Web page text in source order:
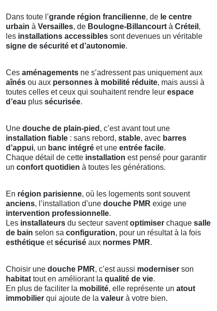
Dans toute l’grande région francilienne, de le centre
urbain à Versailles, de Boulogne-Billancourt à Créteil ,
les installations accessibles sont devenues un véritable
signe de sécurité et d’autonomie.
Ces aménagements ne s’adressent pas uniquement aux
aînés ou aux personnes à mobilité réduite, mais aussi à
toutes celles et ceux qui souhaitent rendre leur espace
d’eau plus sécurisée.
Une douche de plain-pied , c’est avant tout une
installation fiable : sans rebord, stable, avec barres
d’appui, un banc intégré et une entrée facile.
Chaque détail de cette installation est pensé pour garantir
un confort quotidien à toutes les générations.
En région parisienne, où les logements sont souvent
anciens, l’installation d’une douche PMR exige une
intervention professionnelle.
Les installateurs du secteur saventoptimiser chaque salle
de bain selon sa configuration, pour un résultat à la fois
esthétique etsécurisé aux normes PMR.
Choisir une douche PMR, c’est aussi moderniser son
habitat tout en améliorant la qualité de vie.
En plus de faciliter la mobilité, elle représente un atout
immobilier qui ajoute de la valeur à votre bien.